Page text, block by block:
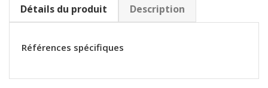
Détails du produit Description
Références spécifiques